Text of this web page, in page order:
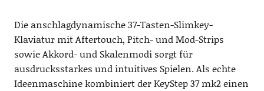
Die anschlagdynamische 37-Tasten-Slimkey-
Klaviatur mit Aftertouch, Pitch- und Mod-Strips
sowie Akkord- und Skalenmodi sorgt für
ausdrucksstarkes und intuitives Spielen. Als echte
Ideenmaschine kombiniert der KeyStep 37 mk2 einen